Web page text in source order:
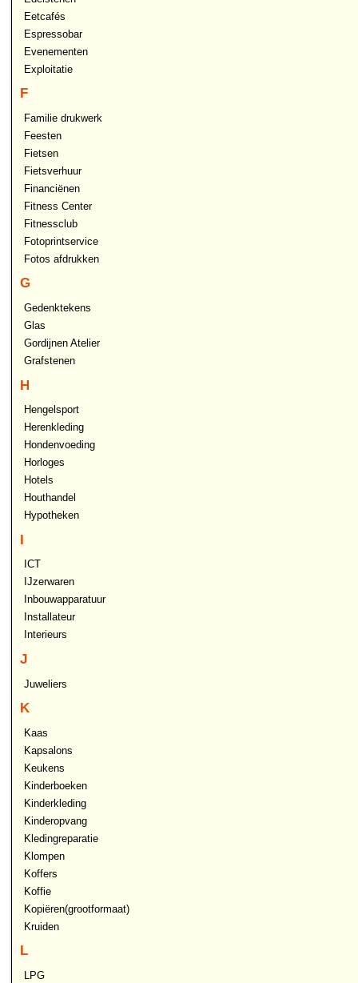
Eetcafés
Espressobar
Evenementen
Exploitatie
F
Familie drukwerk
Feesten
Fietsen
Fietsverhuur
Financiënen
Fitness Center
Fitnessclub
Fotoprintservice
Fotos afdrukken
G
Gedenktekens
Glas
Gordijnen Atelier
Grafstenen
H
Hengelsport
Herenkleding
Hondenvoeding
Horloges
Hotels
Houthandel
Hypotheken
I
ICT
IJzerwaren
Inbouwapparatuur
Installateur
Interieurs
J
Juweliers
K
Kaas
Kapsalons
Keukens
Kinderboeken
Kinderkleding
Kinderopvang
Kledingreparatie
Klompen
Koffers
Koffie
Kopiëren(grootformaat)
Kruiden
L
LPG